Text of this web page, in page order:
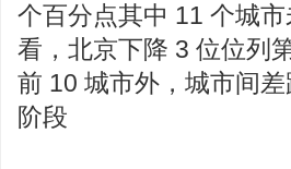
个百分点其中 11 个城
看，北京下降 3 位位列
前 10 城市外，城市间
阶段